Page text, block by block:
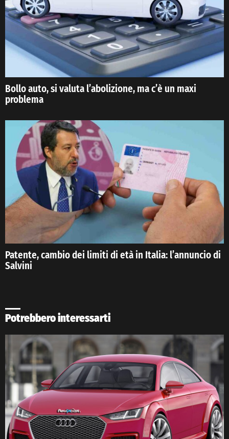
Bollo auto, si valuta l’abolizione, ma c’è un maxi
problema
Patente, cambio dei limiti di età in Italia: l’annuncio di
Salvini
Potrebbero interessarti